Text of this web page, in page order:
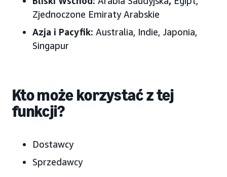
Zjednoczone Emiraty Arabskie
Azja i Pacyfik: Australia, Indie, Japonia,
Singapur
Kto może korzystać z tej
funkcji?
Dostawcy
Sprzedawcy